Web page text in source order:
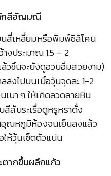
กสีอัญมณี
นสี่เหลี่ยมหรือพิมพ์ซิลิโคน
งประมาณ 1.5 – 2
วชิ้นจะยังดูอวบอิ่มสวยงาม)
งไปบนเนื้อวุ้นจุดละ 1-2
บา ๆ ให้เกิดลวดลายหิน
สันระเรื่อดูหรูหราดั่ง
ณหภูมิห้องจนเย็นลงแล้ว
ให้วุ้นเซ็ตตัวแน่น
ากขึ้นผลึกแก้ว